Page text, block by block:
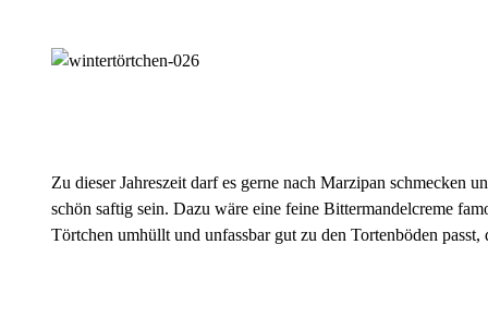
Zu dieser Jahreszeit darf es gerne nach Marzipan schmecken
schön saftig sein. Dazu wäre eine feine Bittermandelcreme
Törtchen umhüllt und unfassbar gut zu den Tortenböden passt,